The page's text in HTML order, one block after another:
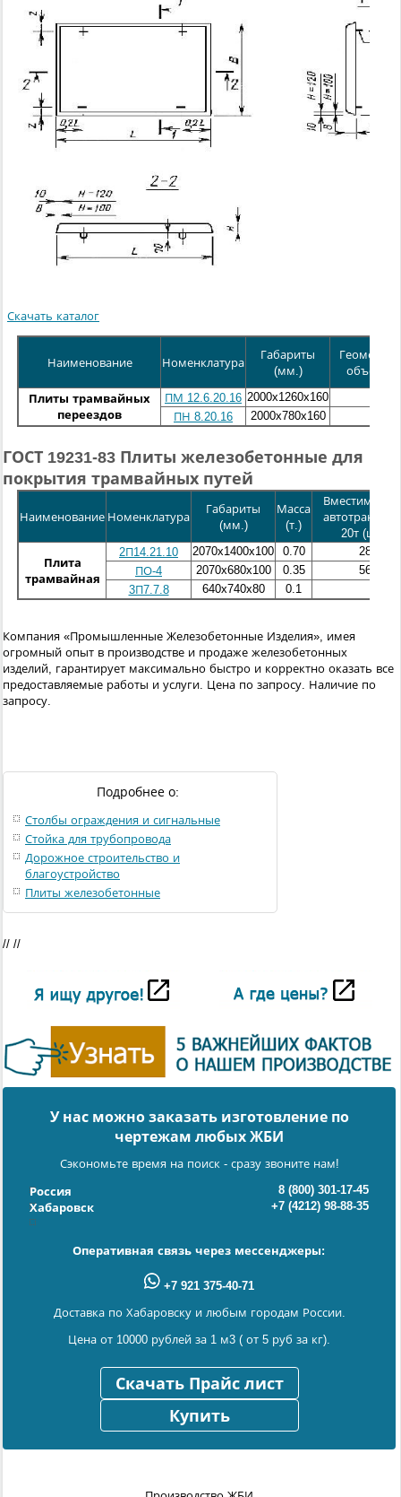
Скачать каталог
Наименование Номенклатура
Габариты
(мм.)
объем
Плиты трамвайных
переездов
ПМ 12.6.20.16 2000x1260x160
ПН 8.20.16
2000x780x160
ГОСТ 19231-83 Плиты железобетонные для
покрытия трамвайных путей
Наименование Номенклатура
Габариты
(мм.)
Масса
(т.)
Вместимость
20т (шт.)
Плита
трамвайная
2П14.21.10 2070x1400x100 0.70
28
ПО-4
2070x680x100 0.35
56
3П7.7.8
640x740x80 0.1
Компания «Промышленные Железобетонные Изделия», имея
огромный опыт в производстве и продаже железобетонных
изделий, гарантирует максимально быстро и корректно оказать все
предоставляемые работы и услуги. Цена по запросу. Наличие по
запросу.
Подробнее о:
Столбы ограждения и сигнальные
Стойка для трубопровода
Дорожное строительство и
благоустройство
Плиты железобетонные
// //
У нас можно заказать изготовление по
чертежам любых ЖБИ
Сэкономьте время на поиск - сразу звоните нам!
Россия
8 (800) 301-17-45
Хабаровск
+7 (4212) 98-88-35
Оперативная связь через мессенджеры:
+7 921 375-40-71
Доставка по Хабаровску и любым городам России.
Цена от 10000 рублей за 1 м3 ( от 5 руб за кг).
Скачать Прайс лист
Купить